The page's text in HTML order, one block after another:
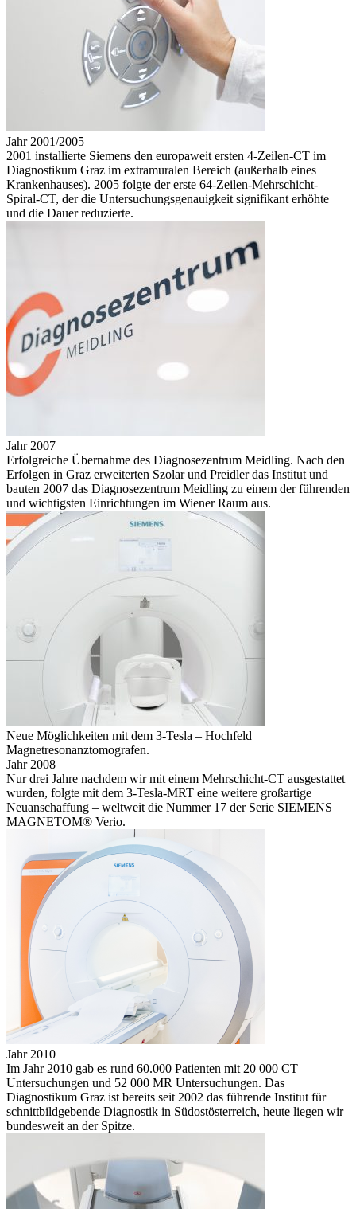
Jahr 2001/2005
2001 installierte Siemens den europaweit ersten 4-Zeilen-CT im
Diagnostikum Graz im extramuralen Bereich (außerhalb eines
Krankenhauses). 2005 folgte der erste 64-Zeilen-Mehrschicht-
Spiral-CT, der die Untersuchungsgenauigkeit signifikant erhöhte
und die Dauer reduzierte.
Jahr 2007
Erfolgreiche Über­nahme des Diagnosezentrum Meidling. Nach den
Erfolgen in Graz erweiterten Szolar und Preidler das Institut und
bauten 2007 das Diagnosezentrum Meidling zu einem der führenden
und wichtigsten Einrichtungen im Wiener Raum aus.
Neue Möglichkeiten mit dem 3-Tesla – Hochfeld
Magnetresonanztomografen.
Jahr 2008
Nur drei Jahre nachdem wir mit einem Mehrschicht-CT ausgestattet
wurden, folgte mit dem 3-Tesla-MRT eine weitere großartige
Neuanschaffung – weltweit die Nummer 17 der Serie SIEMENS
MAGNETOM® Verio.
Jahr 2010
Im Jahr 2010 gab es rund 60.000 Patienten mit 20 000 CT
Untersuchungen und 52 000 MR Untersuchungen. Das
Diagnostikum Graz ist bereits seit 2002 das führende Institut für
schnittbildgebende Diagnostik in Südostösterreich, heute liegen wir
bundesweit an der Spitze.